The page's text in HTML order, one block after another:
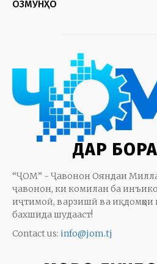
ОЗМУНҲО
ДАР
“ҶОМ” - Ҷавонон Ояндаи
ҷавонон, ки комилан ба
иҷтимоӣ, варзишӣ ва иқдомҳои
бахшида шудааст!
Contact us: info@jom.tj